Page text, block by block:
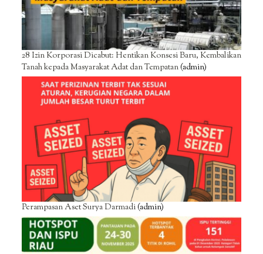
28 Izin Korporasi Dicabut: Hentikan Konsesi Baru, Kembalikan
Tanah kepada Masyarakat Adat dan Tempatan(admin)
Perampasan Aset Surya Darmadi(admin)